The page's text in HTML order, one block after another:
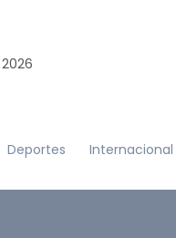
Deportes Internacional